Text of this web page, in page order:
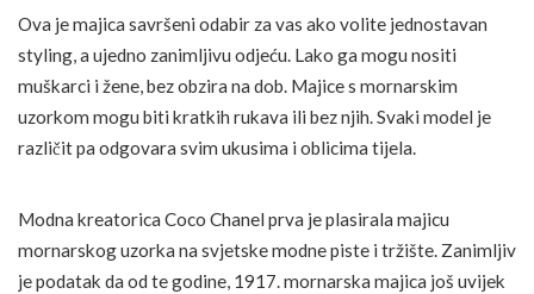
Ova je majica savršeni odabir za vas ako volite jednostavan
styling, a ujedno zanimljivu odjeću. Lako ga mogu nositi
muškarci i žene, bez obzira na dob. Majice s mornarskim
uzorkom mogu biti kratkih rukava ili bez njih. Svaki model je
različit pa odgovara svim ukusima i oblicima tijela.
Modna kreatorica Coco Chanel prva je plasirala majicu
mornarskog uzorka na svjetske modne piste i tržište. Zanimljiv
je podatak da od te godine, 1917. mornarska majica još uvijek